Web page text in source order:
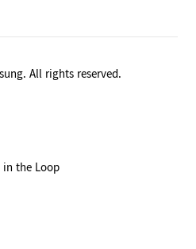
All rights reserved.
the Loop